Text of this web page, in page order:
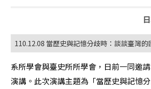
110.12.08 當歷史與記憶分歧時：談談臺灣的
系所學會與臺史所所學會，日前一同邀
演講。此次演講主題為「當歷史與記憶